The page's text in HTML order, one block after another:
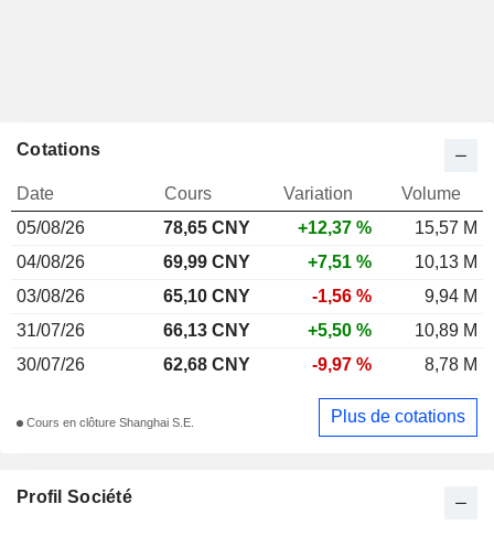
Profil Société
Cotations
Date Cours Variation
Volume
05/08/26
78,65 CNY +12,37 %
15,57 M
04/08/26
69,99 CNY +7,51 %
10,13 M
03/08/26
65,10 CNY -1,56 %
9,94 M
31/07/26
66,13 CNY +5,50 %
10,89 M
30/07/26
62,68 CNY -9,97 % 8,78 M
Cours en clôture Shanghai S.E. Plus de cotations